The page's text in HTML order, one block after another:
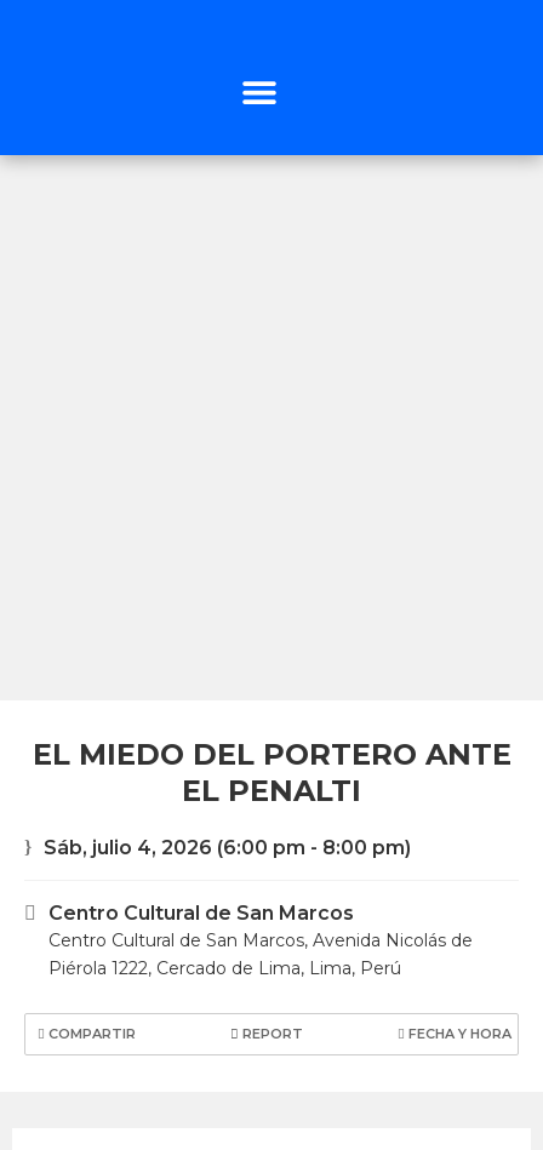
EL MIEDO DEL PORTERO ANTE
EL PENALTI
Sáb, julio 4, 2026 (6:00 pm - 8:00 pm)
Centro Cultural de San Marcos
Centro Cultural de San Marcos, Avenida Nicolás de
Piérola 1222, Cercado de Lima, Lima, Perú
COMPARTIR REPORT FECHA Y HORA